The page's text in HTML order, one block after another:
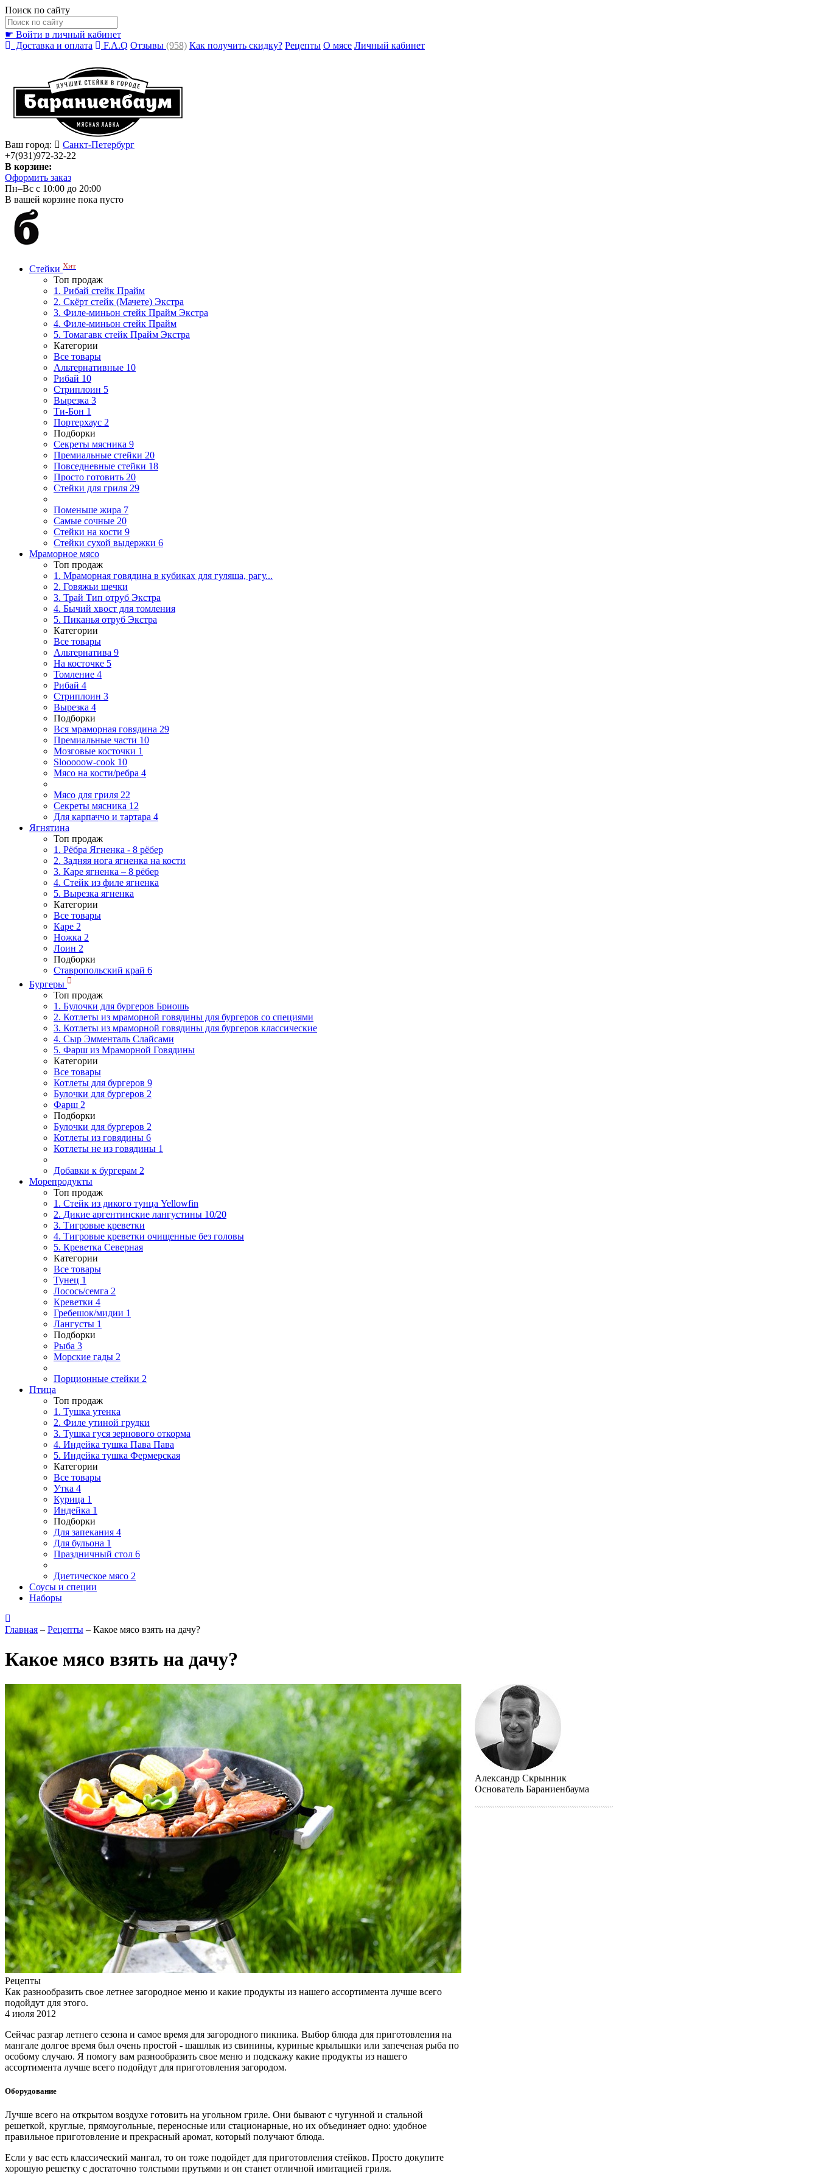
Поиск по сайту
☛ Войти в личный кабинет
Доставка и оплата
F.A.Q Отзывы (958) Как получить скидку? Рецепты О мясе Личный кабинет
Ваш город:
Санкт-Петербург
+7(931)972-32-22
В корзине:
Оформить заказ
Пн–Вс с 10:00 до 20:00
В вашей корзине пока пусто
Стейки Хит
Топ продаж
1. Рибай cтейк Прайм
2. Скёрт стейк (Мачете) Экстра
3. Филе-миньон стейк Прайм Экстра
4. Филе-миньон стейк Прайм
5. Томагавк стейк Прайм Экстра
Категории
Все товары
Альтернативные 10
Рибай 10
Стриплоин 5
Вырезка 3
Ти-Бон 1
Портерхаус 2
Подборки
Секреты мясника 9
Премиальные стейки 20
Повседневные стейки 18
Просто готовить 20
Стейки для гриля 29
Поменьше жира 7
Самые сочные 20
Стейки на кости 9
Стейки сухой выдержки 6
Мраморное мясо
Топ продаж
1. Мраморная говядина в кубиках для гуляша, рагу...
2. Говяжьи щечки
3. Трай Тип отруб Экстра
4. Бычий хвост для томления
5. Пиканья отруб Экстра
Категории
Все товары
Альтернатива 9
На косточке 5
Томление 4
Рибай 4
Стриплоин 3
Вырезка 4
Подборки
Вся мраморная говядина 29
Премиальные части 10
Мозговые косточки 1
Slooooow-cook 10
Мясо на кости/ребра 4
Мясо для гриля 22
Секреты мясника 12
Для карпаччо и тартара 4
Ягнятина
Топ продаж
1. Рёбра Ягненка - 8 рёбер
2. Задняя нога ягненка на кости
3. Каре ягненка – 8 рёбер
4. Стейк из филе ягненка
5. Вырезка ягненка
Категории
Все товары
Каре 2
Ножка 2
Лоин 2
Подборки
Ставропольский край 6
Бургеры
Топ продаж
1. Булочки для бургеров Бриошь
2. Котлеты из мраморной говядины для бургеров со специями
3. Котлеты из мраморной говядины для бургеров классические
4. Сыр Эмменталь Слайсами
5. Фарш из Мраморной Говядины
Категории
Все товары
Котлеты для бургеров 9
Булочки для бургеров 2
Фарш 2
Подборки
Булочки для бургеров 2
Котлеты из говядины 6
Котлеты не из говядины 1
Добавки к бургерам 2
Морепродукты
Топ продаж
1. Стейк из дикого тунца Yellowfin
2. Дикие аргентинские лангустины 10/20
3. Тигровые креветки
4. Тигровые креветки очищенные без головы
5. Креветка Cеверная
Категории
Все товары
Тунец 1
Лосось/семга 2
Креветки 4
Гребешок/мидии 1
Лангусты 1
Подборки
Рыба 3
Морские гады 2
Порционные стейки 2
Птица
Топ продаж
1. Тушка утенка
2. Филе утиной грудки
3. Тушка гуся зернового откорма
4. Индейка тушка Пава Пава
5. Индейка тушка Фермерская
Категории
Все товары
Утка 4
Курица 1
Индейка 1
Подборки
Для запекания 4
Для бульона 1
Праздничный стол 6
Диетическое мясо 2
Соусы и специи
Наборы
Главная – Рецепты – Какое мясо взять на дачу?
Какое мясо взять на дачу?
Рецепты
Как разнообразить свое летнее загородное меню и какие продукты из нашего ассортимента лучше всего
подойдут для этого.
4 июля 2012
Сейчас разгар летнего сезона и самое время для загородного пикника. Выбор блюда для приготовления на
мангале долгое время был очень простой - шашлык из свинины, куриные крылышки или запеченая рыба по
особому случаю. Я помогу вам разнообразить свое меню и подскажу какие продукты из нашего
ассортимента лучше всего подойдут для приготовления загородом.
Оборудование
Лучше всего на открытом воздухе готовить на угольном гриле. Они бывают с чугунной и стальной
решеткой, круглые, прямоугольные, переносные или стационарные, но их объединяет одно: удобное
правильное приготовление и прекрасный аромат, который получают блюда.
Если у вас есть классический мангал, то он тоже подойдет для приготовления стейков. Просто докупите
хорошую решетку с достаточно толстыми прутьями и он станет отличной имитацией гриля.
Александр Скрынник
Основатель Бараниенбаума